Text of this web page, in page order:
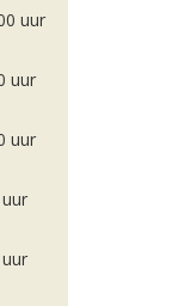
uur
uur
uur